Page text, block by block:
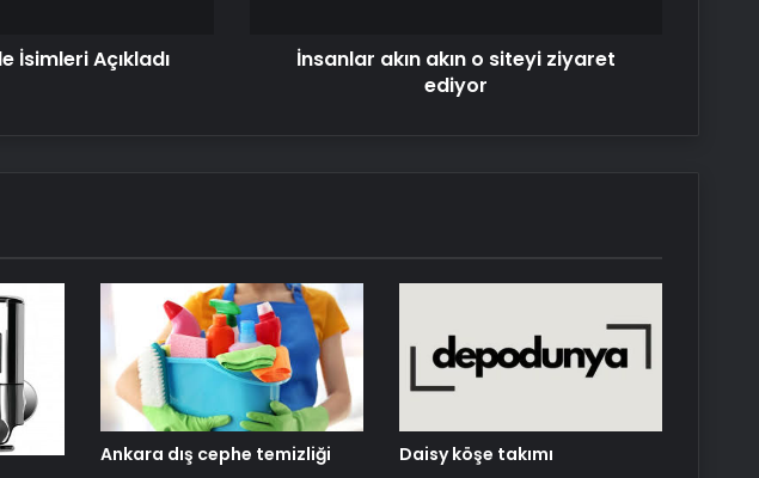
İsimleri Açıkladı
İnsanlar akın akın o siteyi ziyaret
ediyor
Ankara dış cephe temizliği Daisy köşe takımı